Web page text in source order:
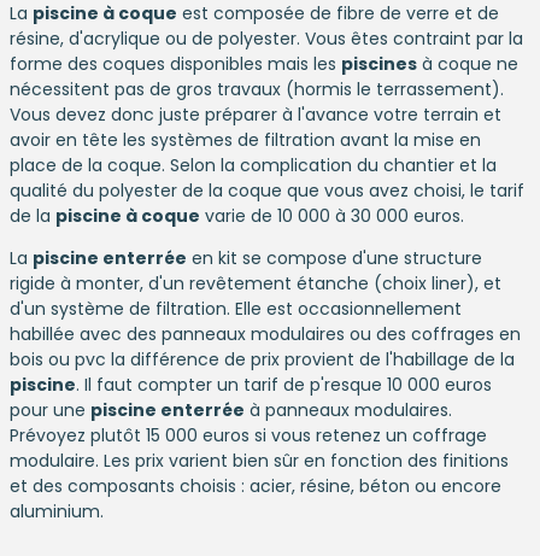
La piscine à coque est composée de fibre de verre et de
résine, d'acrylique ou de polyester. Vous êtes contraint par la
forme des coques disponibles mais les piscines à coque ne
nécessitent pas de gros travaux (hormis le terrassement).
Vous devez donc juste préparer à l'avance votre terrain et
avoir en tête les systèmes de filtration avant la mise en
place de la coque. Selon la complication du chantier et la
qualité du polyester de la coque que vous avez choisi, le tarif
de la piscine à coque varie de 10 000 à 30 000 euros.
La piscine enterrée en kit se compose d'une structure
rigide à monter, d'un revêtement étanche (choix liner), et
d'un système de filtration. Elle est occasionnellement
habillée avec des panneaux modulaires ou des coffrages en
bois ou pvc la différence de prix provient de l'habillage de la
piscine. Il faut compter un tarif de p'resque 10 000 euros
pour une piscine enterrée à panneaux modulaires.
Prévoyez plutôt 15 000 euros si vous retenez un coffrage
modulaire. Les prix varient bien sûr en fonction des finitions
et des composants choisis : acier, résine, béton ou encore
aluminium.